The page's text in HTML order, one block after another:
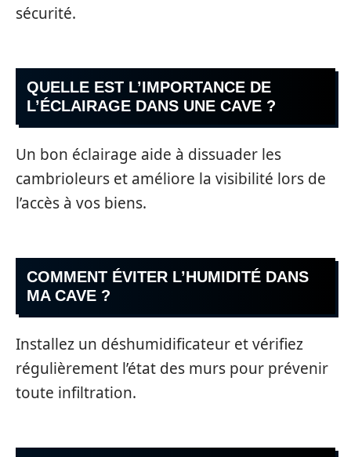
sécurité.
QUELLE EST L’IMPORTANCE DE
L’ÉCLAIRAGE DANS UNE CAVE ?
Un bon éclairage aide à dissuader les
cambrioleurs et améliore la visibilité lors de
l’accès à vos biens.
COMMENT ÉVITER L’HUMIDITÉ DANS
MA CAVE ?
Installez un déshumidificateur et vérifiez
régulièrement l’état des murs pour prévenir
toute infiltration.